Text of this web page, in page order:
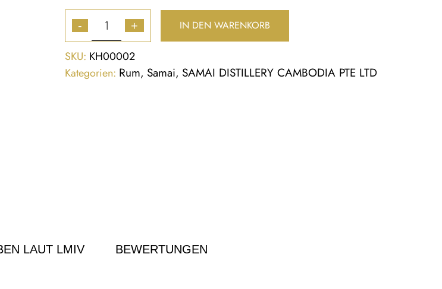
- + IN DEN WARENKORB
SKU: KH00002
Kategorien: Rum, Samai, SAMAI DISTILLERY CAMBODIA PTE LTD
LAUT LMIV BEWERTUNGEN